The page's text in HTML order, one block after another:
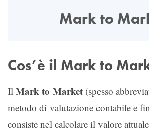
Mark to
Cos’è il Mark to
Il Mark to Market (spesso
metodo di valutazione contabile e
consiste nel calcolare il valore